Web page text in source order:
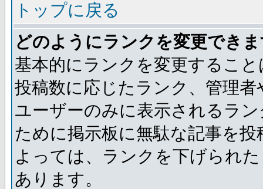
トップに戻る
どのようにランクを変更でき
基本的にランクを変更するこ
投稿数に応じたランク、管理
ユーザーのみに表示されるラ
ために掲示板に無駄な記事を
よっては、ランクを下げられ
あります。